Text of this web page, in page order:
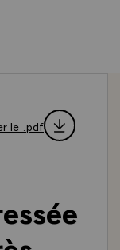
le .pdf